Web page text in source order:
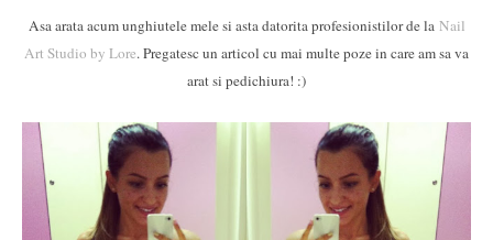
Asa arata acum unghiutele mele si asta datorita profesionistilor de la Nail
Art Studio by Lore. Pregatesc un articol cu mai multe poze in care am sa va
arat si pedichiura! :)